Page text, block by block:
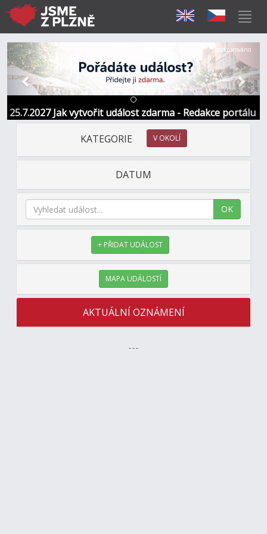
25.7.2027 Jak vytvořit událost zdarma - Redakce portálu
Předchozí Další
Sponzorováno
KATEGORIE V OKOLÍ
DATUM
OK
+ PŘIDAT UDÁLOST
MAPA UDÁLOSTÍ
AKTUÁLNÍ OZNÁMENÍ
---